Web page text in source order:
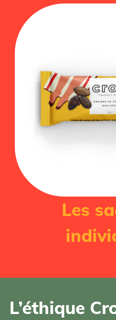
Les
L’éthique